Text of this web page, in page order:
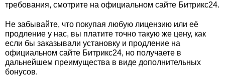
требования, смотрите на официальном сайте Битрикс24.
Не забывайте, что покупая любую лицензию или её
продление у нас, вы платите точно такую же цену, как
если бы заказывали установку и продление на
официальном сайте Битрикс24, но получаете в
дальнейшем преимущества в виде дополнительных
бонусов.